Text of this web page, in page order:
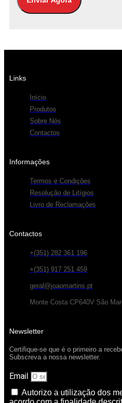
Links
Início
Produtos
Sobre Nós
Contactos
Informações
Termos e Condições
Resolução de Litígios
Livro de Reclamações
Contactos
+(351) 282 361 196
+(351) 917 251 459
geral@joaomartins.pt
Monte Costa CP640V São
Newsletter
Certifique-se que é o primeiro a
Subscreva a nossa newsletter.
Email
Autorizo a utilização dos